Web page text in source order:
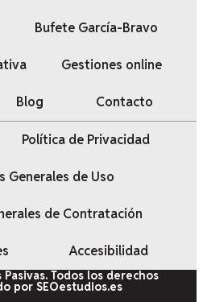
Bufete García-Bravo
Gestiones online
Blog Contacto
Política de Privacidad
Generales de Uso
de Contratación
Accesibilidad
Todos los derechos
por SEOestudios.es